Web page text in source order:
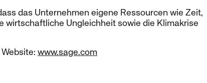
das Unternehmen eigene Ressourcen wie Zeit,
wirtschaftliche Ungleichheit sowie die Klimakrise
www.sage.com